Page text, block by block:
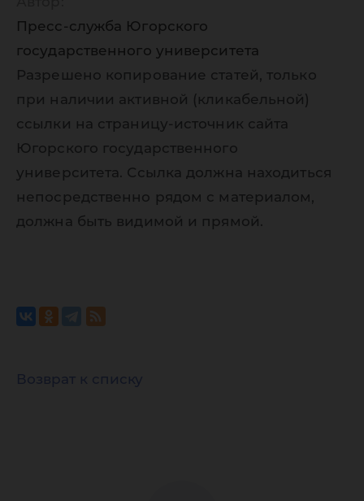
Пресс-служба Югорского
государственного университета
Разрешено копирование статей, только
при наличии активной (кликабельной)
ссылки на страницу-источник сайта
Югорского государственного
университета. Ссылка должна находиться
непосредственно рядом с материалом,
должна быть видимой и прямой.
Возврат к списку